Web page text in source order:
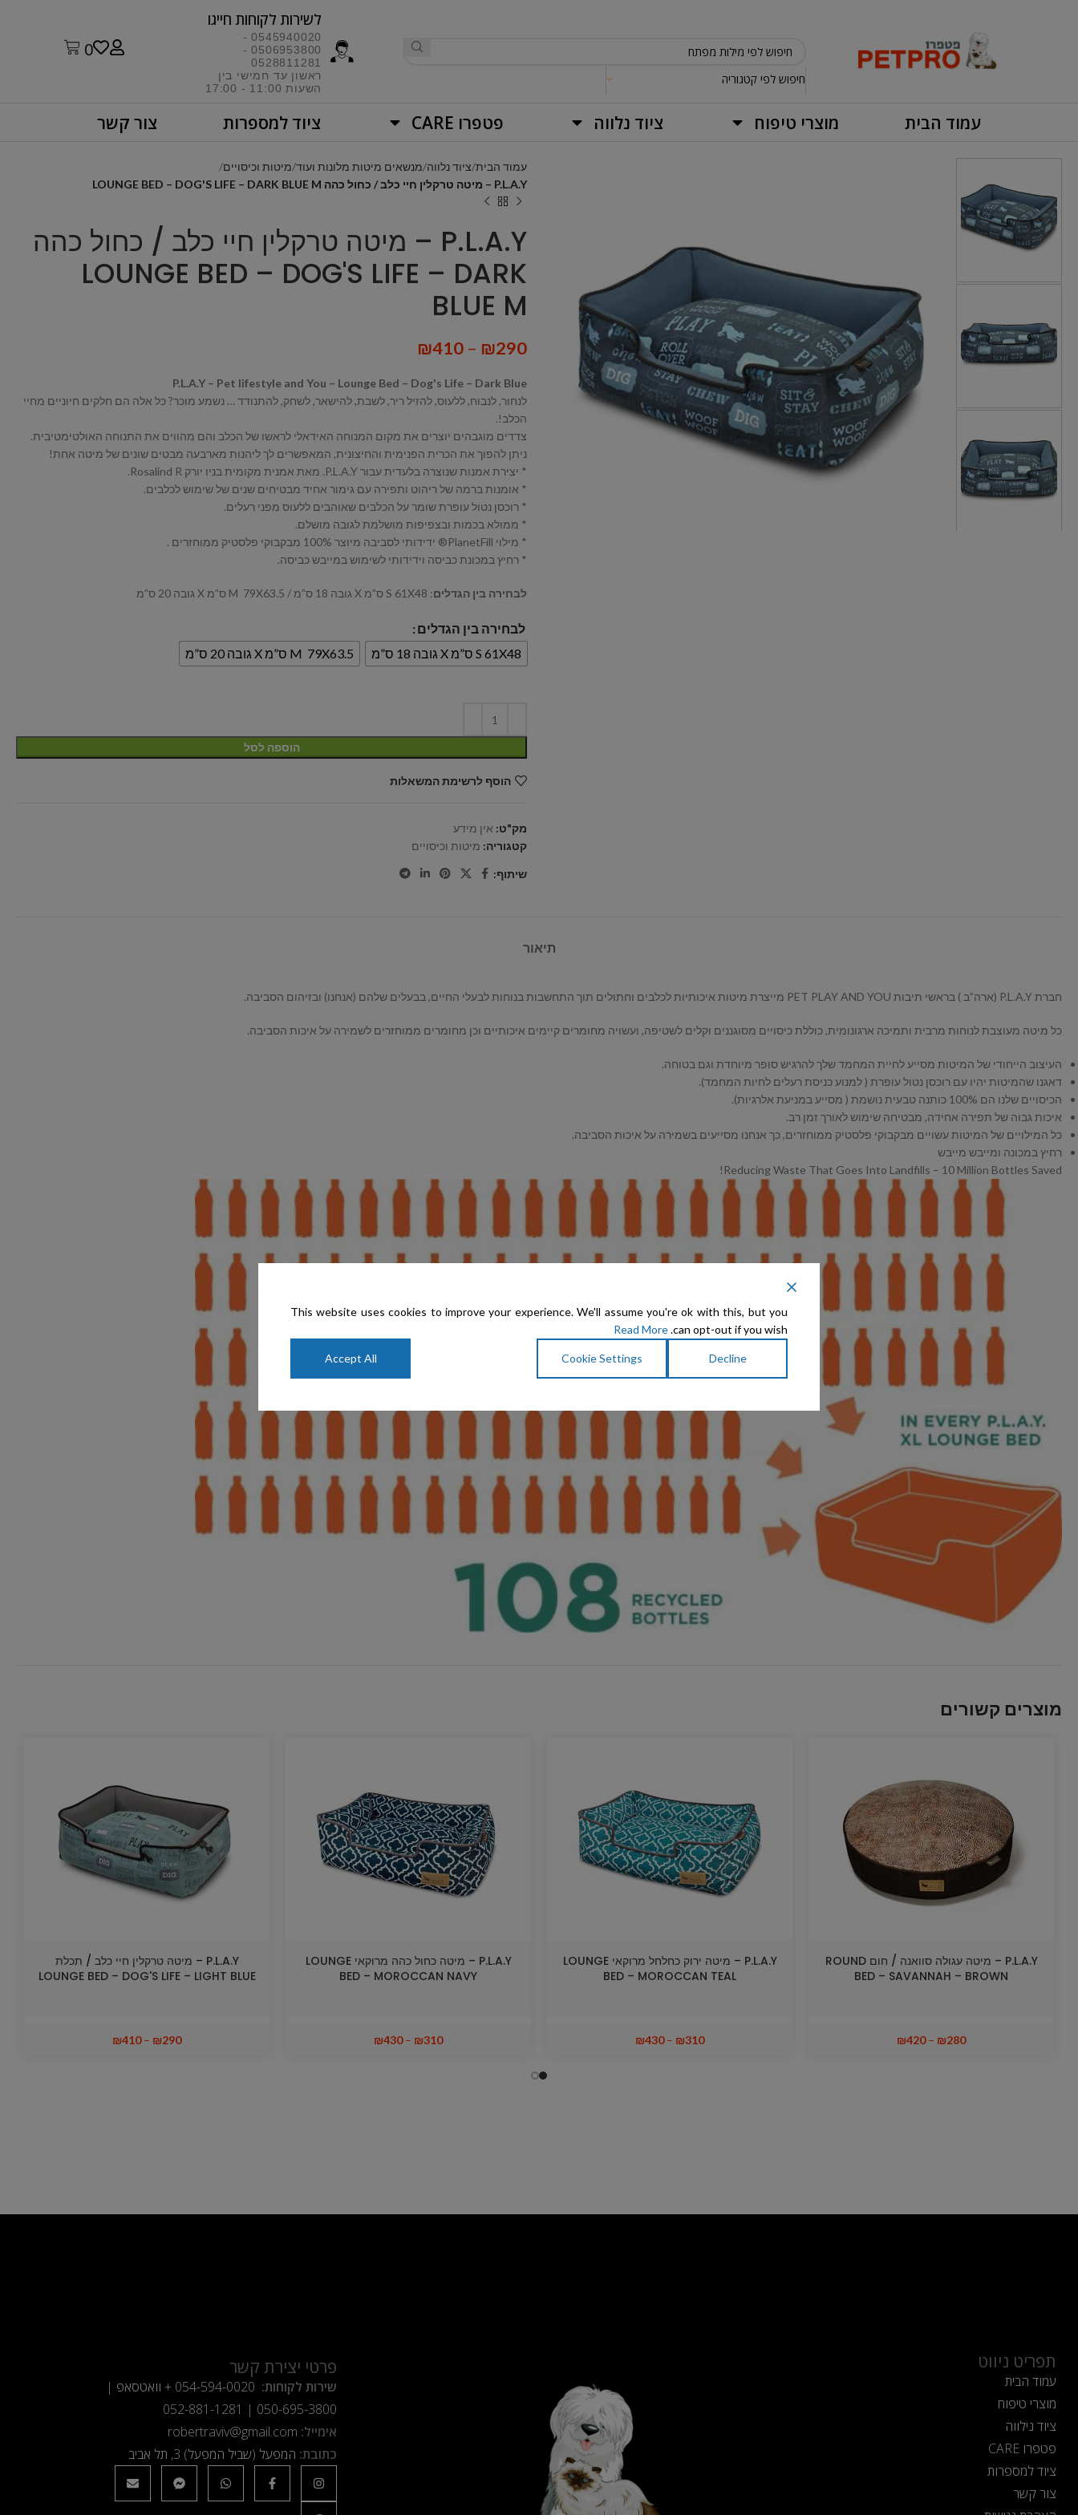
חיפוש לפי קטגוריה
לשירות לקוחות חייגו​
0545940020 -
0506953800 -
0528811281
ראשון עד חמישי בין
השעות 11:00 - 17:00​
0
עמוד הבית מוצרי טיפוח ציוד נלווה פטפרו CARE ציוד למספרות צור קשר
עמוד הבית ציוד נלווה מנשאים מיטות מלונות ועוד מיטות וכיסויים
P.L.A.Y – מיטה טרקלין חיי כלב / כחול כהה LOUNGE BED – DOG'S LIFE – DARK BLUE M
P.L.A.Y – מיטה טרקלין חיי כלב / כחול כהה
LOUNGE BED – DOG'S LIFE – DARK
BLUE M
₪290
–
₪410
P.L.A.Y – Pet lifestyle and You – Lounge Bed – Dog's Life – Dark Blue
לנחור, לנבוח, ללעוס, להזיל ריר, לשבת, להישאר, לשחק, להתנודד … נשמע מוכר? כל אלה הם חלקים חיוניים מחיי
הכלב!.
צדדים מוגבהים יוצרים את מקום המנוחה האידאלי לראשו של הכלב והם מהווים את התנוחה האולטימטיבית.
ניתן להפוך את הכרית הפנימית והחיצונית, המאפשרים לך ליהנות מארבעה מבטים שונים של מיטה אחת!
* יצירת אמנות שנוצרה בלעדית עבור P.L.A.Y. מאת אמנית מקומית בניו יורק Rosalind R.
* אומנות ברמה של ריהוט ותפירה עם גימור אחיד מבטיחים שנים של שימוש לכלבים.
* רוכסן נטול עופרת שומר על הכלבים שאוהבים ללעוס מפני רעלים.
* ממולא בכמות ובצפיפות מושלמת לגובה מושלם.
* מילוי PlanetFill® ידידותי לסביבה מיוצר 100% מבקבוקי פלסטיק ממוחזרים .
* רחיץ במכונת כביסה וידידותי לשימוש במייבש כביסה.
לבחירה בין הגדלים: S 61X48 ס”מ X גובה 18 ס”מ / M 79X63.5 ס”מ X גובה 20 ס”מ
לבחירה בין הגדלים
S 61X48 ס”מ X גובה 18 ס”מ
M 79X63.5 ס”מ X גובה 20 ס”מ
הוספה לסל
הוסף לרשימת המשאלות
מק"ט: אין מידע
קטגוריה: מיטות וכיסויים
שיתוף:
תיאור
חברת P.L.A.Y (ארה”ב ) בראשי תיבות PET PLAY AND YOU מייצרת מיטות איכותיות לכלבים וחתולים תוך התחשבות בנוחות לבעלי החיים, בבעלים שלהם (אנחנו) ובזיהום הסביבה.
כל מיטה מעוצבת לנוחות מרבית ותמיכה ארגונומית, כוללת כיסויים מסוגננים וקלים לשטיפה, ועשויה מחומרים קיימים איכותיים וכן מחומרים ממוחזרים לשמירה על איכות הסביבה.
העיצוב הייחודי של המיטות מסייע לחיית המחמד שלך להרגיש סופר מיוחדת וגם בטוחה.
דאגנו שהמיטות יהיו עם רוכסן נטול עופרת ( למנוע כניסת רעלים לחיות המחמד).
הכיסויים שלנו הם 100% כותנה טבעית נושמת ( מסייע במניעת אלרגיות).
איכות גבוה של תפירה אחידה, מבטיחה שימוש לאורך זמן רב.
כל המילויים של המיטות עשויים מבקבוקי פלסטיק ממוחזרים, כך אנחנו מסייעים בשמירה על איכות הסביבה.
רחיץ במכונה ומייבש מייבש
Reducing Waste That Goes Into Landfills – 10 Million Bottles Saved!
מוצרים קשורים
P.L.A.Y – מיטה עגולה סוואנה / חום ROUND
BED – SAVANNAH – BROWN
₪280
–
₪420
P.L.A.Y – מיטה ירוק כחלחל מרוקאי LOUNGE
BED – MOROCCAN TEAL
₪310
–
₪430
P.L.A.Y – מיטה כחול כהה מרוקאי LOUNGE
BED – MOROCCAN NAVY
₪310
–
₪430
P.L.A.Y – מיטה טרקלין חיי כלב / תכלת
LOUNGE BED – DOG'S LIFE – LIGHT BLUE
₪290
–
₪410
תפריט ניווט
עמוד הבית
מוצרי טיפוח
ציוד נילווה
פטפרו CARE
ציוד למספרות
צור קשר
פרטי יצירת קשר
שירות לקוחות: 054-594-0020 + וואטסאפ |
050-695-3800
|
052-881-1281
אימייל: robertraviv@gmail.com
כתובת: המפעל (שביל המפעל) 3, תל אביב
This website uses cookies to improve your experience. We'll assume you're ok with this, but you
can opt-out if you wish.
Read More
Decline
Cookie Settings
Accept All